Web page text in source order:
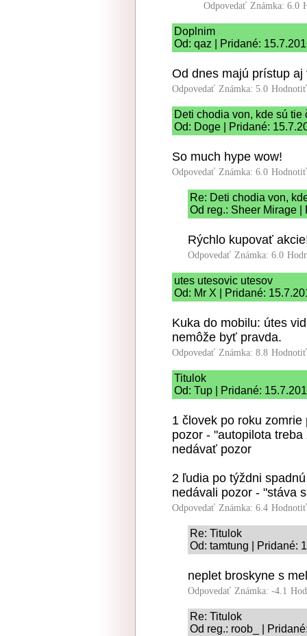
Odpovedať Známka: 6.0
Doplnim
Od: qaz | Pridané:
Od dnes majú prístup
Odpovedať Známka: 5.0
Deti chodia von, kde sú
Od: Doge | Pridané:
So much hype wow!
Odpovedať Známka: 6.0
Re: Deti chodia von,
Od reg.: Sheer Mirage
Rýchlo kupovať
Odpovedať Známka: 6.0
utes utesovic utesov
Od: Mr X | Pridané:
Kuka do mobilu: útes
nemôže byť pravda.
Odpovedať Známka: 8.8
Titulok
Od: Tup | Pridané:
1 človek po roku
pozor - "autopilota
nedávať pozor
2 ľudia po týždni
nedávali pozor - "stáva
Odpovedať Známka: 6.4
Re: Titulok
Od: tamtung | Pridané:
neplet broskyne s
Odpovedať Známka: -4.1
Re: Titulok
Od reg.: roob_ |